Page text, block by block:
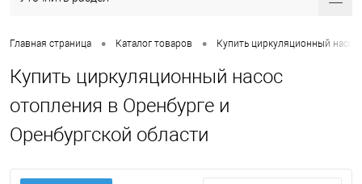
Главная страница • Каталог товаров • Купить циркуляционный насос
Купить циркуляционный насос
отопления в Оренбурге и
Оренбургской области